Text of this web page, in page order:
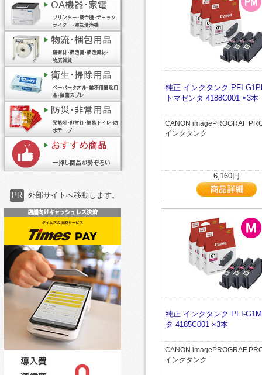
PR 外部サイトへ移動します。
純正 インクタンク PFI-
トマゼンタ 4188C001 ×3本
CANON imagePROGRAF
インクタンク
6,160円
純正 インクタンク PFI-
タ 4185C001 ×3本
CANON imagePROGRAF
インクタンク